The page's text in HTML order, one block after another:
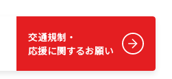
交通規制・
応援に関するお願い